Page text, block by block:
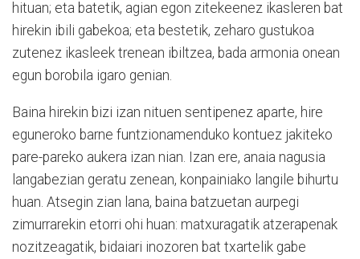
hituan; eta batetik, agian egon zitekeenez ikasleren bat
hirekin ibili gabekoa; eta bestetik, zeharo gustukoa
zutenez ikasleek trenean ibiltzea, bada armonia onean
egun borobila igaro genian.
Baina hirekin bizi izan nituen sentipenez aparte, hire
eguneroko barne funtzionamenduko kontuez jakiteko
pare-pareko aukera izan nian. Izan ere, anaia nagusia
langabezian geratu zenean, konpainiako langile bihurtu
huan. Atsegin zian lana, baina batzuetan aurpegi
zimurrarekin etorri ohi huan: matxuragatik atzerapenak
nozitzeagatik, bidaiari inozoren bat txartelik gabe